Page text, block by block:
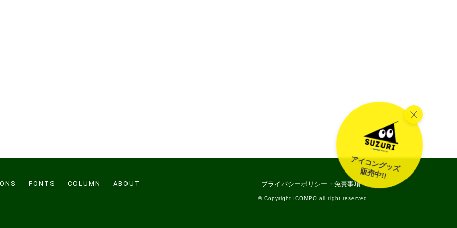
アイコングッズ
販売中!!
FONTS COLUMN ABOUT ｜ プライバシーポリシー・免責事項 ｜
© Copyright ICOMPO all right reserved.